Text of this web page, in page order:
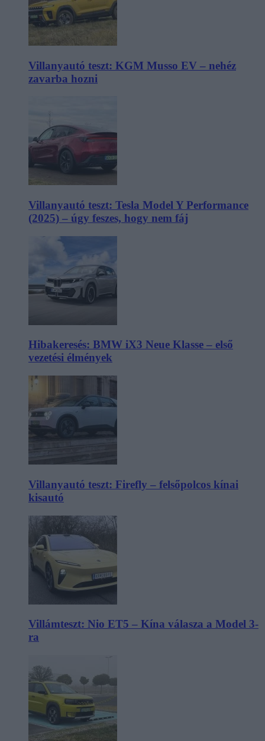
Villanyautó teszt: KGM Musso EV – nehéz
zavarba hozni
Villanyautó teszt: Tesla Model Y Performance
(2025) – úgy feszes, hogy nem fáj
Hibakeresés: BMW iX3 Neue Klasse – első
vezetési élmények
Villanyautó teszt: Firefly – felsőpolcos kínai
kisautó
Villámteszt: Nio ET5 – Kína válasza a Model 3-
ra